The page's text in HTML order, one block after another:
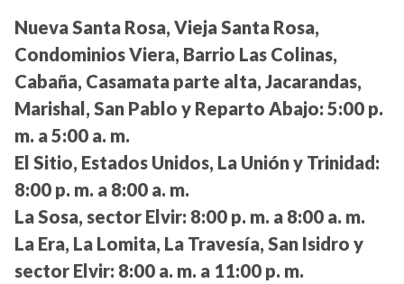
Nueva Santa Rosa, Vieja Santa Rosa,
Condominios Viera, Barrio Las Colinas,
Cabaña, Casamata parte alta, Jacarandas,
Marishal, San Pablo y Reparto Abajo: 5:00 p.
m. a 5:00 a. m.
El Sitio, Estados Unidos, La Unión y Trinidad:
8:00 p. m. a 8:00 a. m.
La Sosa, sector Elvir: 8:00 p. m. a 8:00 a. m.
La Era, La Lomita, La Travesía, San Isidro y
sector Elvir: 8:00 a. m. a 11:00 p. m.